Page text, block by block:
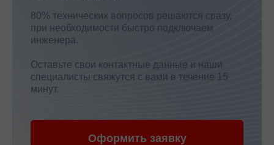
80% технических вопросов решаются сразу,
при необходимости быстро подключаем
инженера.
Оставьте свои контактные данные и наши
специалисты свяжутся с вами в течение 15
минут.
Оформить заявку